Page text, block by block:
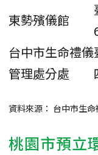
東勢殯儀館
台中市生命禮儀
管理處分處
資料來源： 台中市生
桃園市預立